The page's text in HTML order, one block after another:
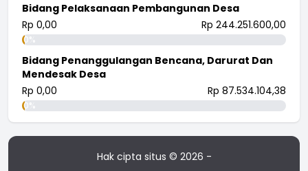
Bidang Pelaksanaan Pembangunan Desa
Rp 0,00
Rp 244.251.600,00
0%
Bidang Penanggulangan Bencana, Darurat Dan
Mendesak Desa
Rp 0,00
Rp 87.534.104,38
0%
Hak cipta situs © 2026 -